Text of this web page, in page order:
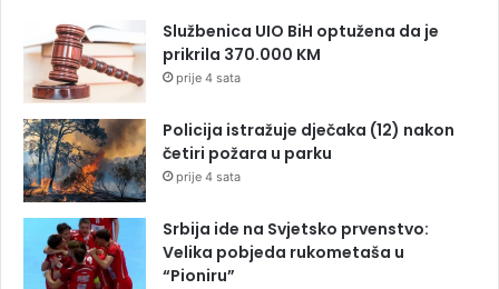
Službenica UIO BiH optužena da je
prikrila 370.000 KM
prije 4 sata
Policija istražuje dječaka (12) nakon
četiri požara u parku
prije 4 sata
Srbija ide na Svjetsko prvenstvo:
Velika pobjeda rukometaša u
“Pioniru”